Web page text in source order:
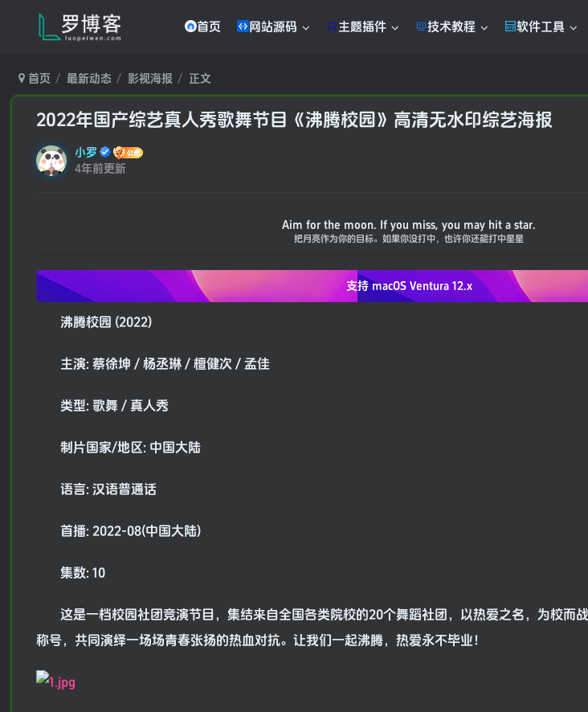
首页 网站源码 主题插件 技术教程 软件工具
首页 最新动态 影视海报 正文
2022年国产综艺真人秀歌舞节目《沸腾校园》高清无水印综艺海报
小罗
4年前更新
Aim for the moon. If you miss, you may hit a star.
把月亮作为你的目标。如果你没打中，也许你还能打中星星
支持 macOSVentura 12.x
沸腾校园 (2022)
主演: 蔡徐坤 / 杨丞琳 / 檀健次 / 孟佳
类型: 歌舞 / 真人秀
制片国家/地区: 中国大陆
语言: 汉语普通话
首播: 2022-08(中国大陆)
集数: 10
这是一档校园社团竞演节目，集结来自全国各类院校的20个舞蹈社团，以热爱之名，为校而
称号，共同演绎一场场青春张扬的热血对抗。让我们一起沸腾，热爱永不毕业！